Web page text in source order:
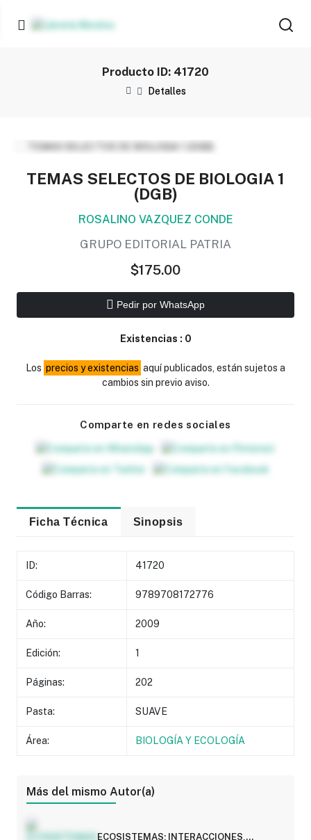
Producto ID: 41720
Detalles
TEMAS SELECTOS DE BIOLOGIA 1
(DGB)
ROSALINO VAZQUEZ CONDE
GRUPO EDITORIAL PATRIA
$175.00
Pedir por WhatsApp
Existencias : 0
Los precios y existencias aquí publicados, están sujetos a
cambios sin previo aviso.
Comparte en redes sociales
Ficha Técnica Sinopsis
ID: 41720
Código Barras: 9789708172776
Año: 2009
Edición: 1
Páginas: 202
Pasta: SUAVE
Área: BIOLOGÍA Y ECOLOGÍA
Más del mismo Autor(a)
ECOSISTEMAS: INTERACCIONES,